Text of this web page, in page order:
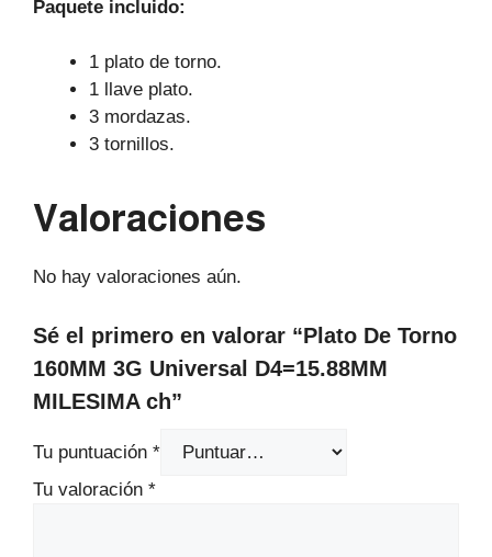
Paquete incluido:
1 plato de torno.
1 llave plato.
3 mordazas.
3 tornillos.
Valoraciones
No hay valoraciones aún.
Sé el primero en valorar “Plato De Torno
160MM 3G Universal D4=15.88MM
MILESIMA ch”
Tu puntuación *
Tu valoración *